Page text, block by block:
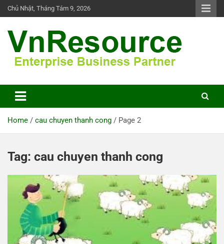
Skip
to
Chủ Nhật, Tháng Tám 9, 2026
VnResource Blog
Home cau chuyen thanh cong Page 2
Tag: cau chuyen thanh cong